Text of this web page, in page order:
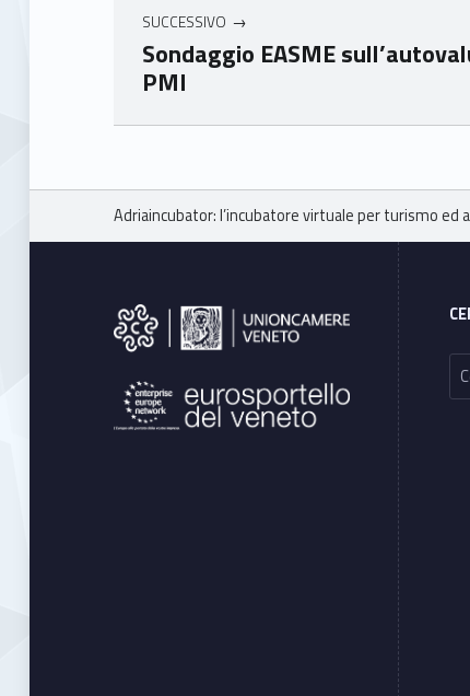
SUCCESSIVO
Sondaggio EASME
PMI
Skip back to main navigation
Breadcrumbs navigation
Adriaincubator: l’incubatore virtuale per turismo ed
Footer sidebar
Ricerca